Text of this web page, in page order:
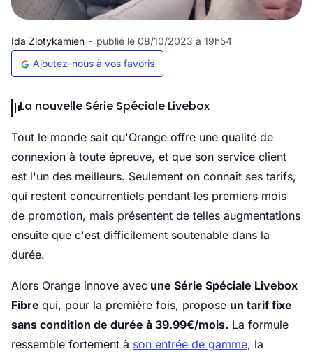
Ida Zlotykamien - publié le 08/10/2023 à 19h54
Ajoutez-nous à vos favoris
La nouvelle Série Spéciale Livebox
Tout le monde sait qu'Orange offre une qualité de
connexion à toute épreuve, et que son service client
est l'un des meilleurs. Seulement on connaît ses tarifs,
qui restent concurrentiels pendant les premiers mois
de promotion, mais présentent de telles augmentations
ensuite que c'est difficilement soutenable dans la
durée.
Alors Orange innove avec une Série Spéciale Livebox
Fibre qui, pour la première fois, propose un tarif fixe
sans condition de durée à 39.99€/mois. La formule
ressemble fortement à son entrée de gamme, la